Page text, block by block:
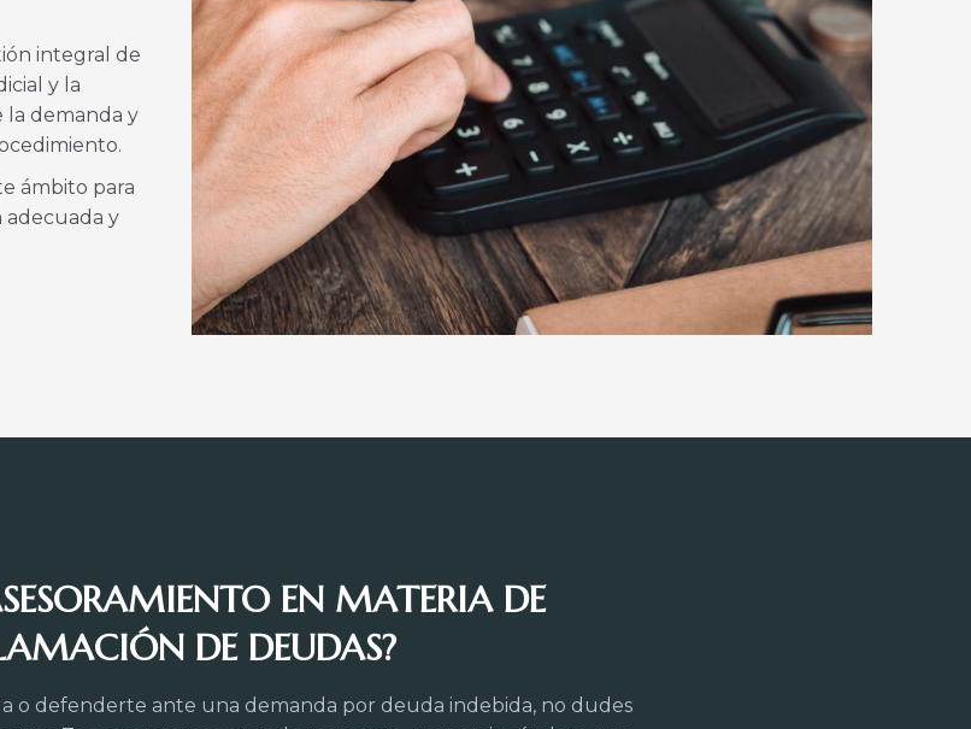
integral de
y la
la demanda y
ámbito para
adecuada y
EN MATERIA DE
DE DEUDAS?
o defenderte ante una demanda por deuda indebida, no dudes